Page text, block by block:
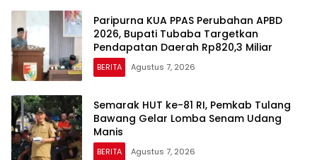
Paripurna KUA PPAS Perubahan APBD
2026, Bupati Tubaba Targetkan
Pendapatan Daerah Rp820,3 Miliar
BERITA Agustus 7, 2026
Semarak HUT ke-81 RI, Pemkab Tulang
Bawang Gelar Lomba Senam Udang
Manis
BERITA Agustus 7, 2026